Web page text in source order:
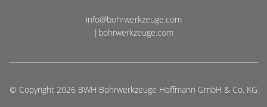
info@bohrwerkzeuge.com
|bohrwerkzeuge.com
© Copyright 2026 BWH Bohrwerkzeuge Hoffmann GmbH & Co. KG